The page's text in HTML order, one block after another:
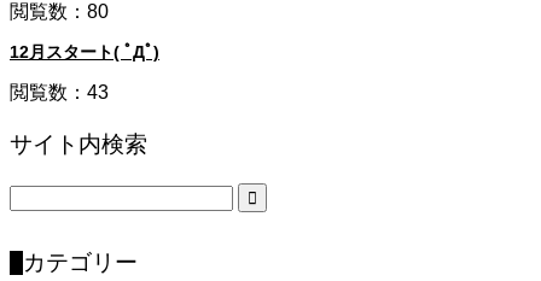
閲覧数：80
12月スタート( ﾟДﾟ)
閲覧数：43
サイト内検索
カテゴリー